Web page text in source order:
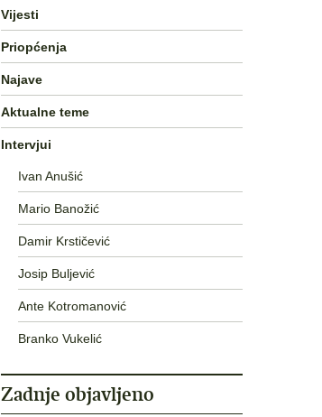
Vijesti
Priopćenja
Najave
Aktualne teme
Intervjui
Ivan Anušić
Mario Banožić
Damir Krstičević
Josip Buljević
Ante Kotromanović
Branko Vukelić
Zadnje objavljeno